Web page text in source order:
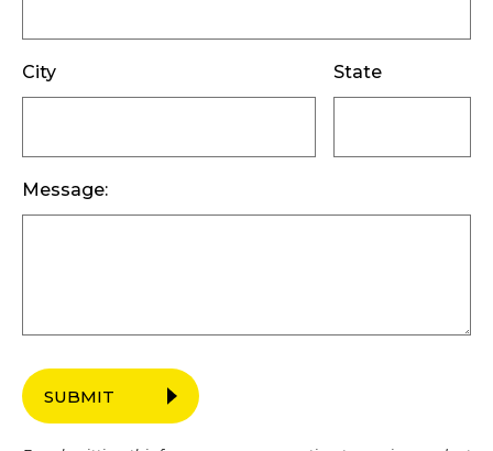
City State
Message:
SUBMIT